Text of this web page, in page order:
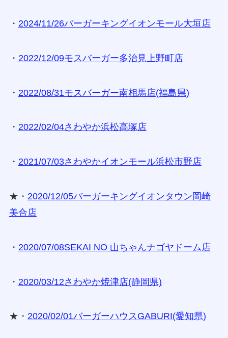
・ 2024/11/26バーガーキングイオンモール大垣店
・ 2022/12/09モスバーガー多治見上野町店
・ 2022/08/31モスバーガー南相馬店(福島県)
・ 2022/02/04さわやか浜松高塚店
・ 2021/07/03さわやかイオンモール浜松市野店
★・ 2020/12/05バーガーキングイオンタウン岡崎
美合店
・ 2020/07/08SEKAI NO 山ちゃんナゴヤドーム店
・ 2020/03/12さわやか焼津店(静岡県)
★・ 2020/02/01バーガーハウスGABURI(愛知県)